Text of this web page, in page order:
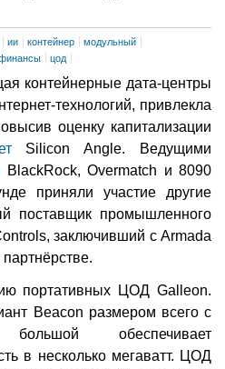
ии контейнер
модульный
цод
контейнерные дата-центры
технологий, привлекла
оценку капитализации
Silicon Angle. Ведущими
BlackRock, Overmatch и 8090
приняли участие другие
поставщик промышленного
заключивший с Armada
портативных ЦОД Galleon.
Beacon размером всего с
обеспечивает
в несколько мегаватт. ЦОД